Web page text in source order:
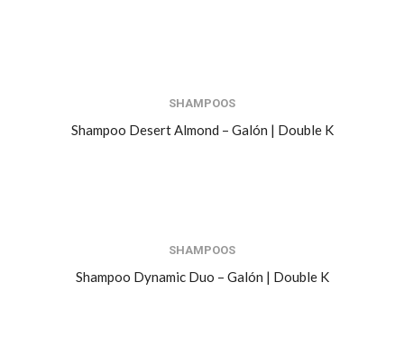
SHAMPOOS
Shampoo Desert Almond – Galón | Double K
SHAMPOOS
Shampoo Dynamic Duo – Galón | Double K